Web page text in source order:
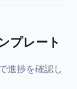
プレート
進捗を確認し